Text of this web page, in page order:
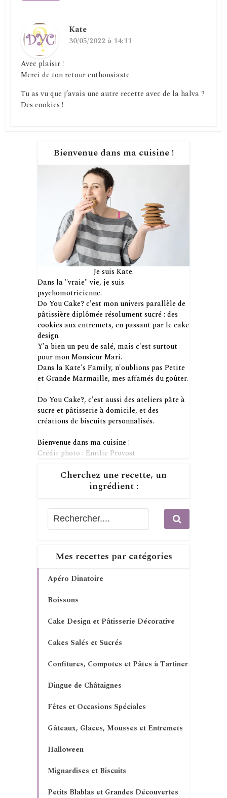
Kate
30/05/2022 à 14:11
Avec plaisir !
Merci de ton retour enthousiaste
Tu as vu que j’avais une autre recette avec de la halva ?
Des cookies !
Bienvenue dans ma cuisine !
Je suis Kate.
Dans la "vraie" vie, je suis
psychomotricienne.
Do You Cake? c'est mon univers parallèle de
pâtissière diplômée résolument sucré : des
cookies aux entremets, en passant par le cake
design.
Y'a bien un peu de salé, mais c'est surtout
pour mon Monsieur Mari.
Dans la Kate's Family, n'oublions pas Petite
et Grande Marmaille, mes affamés du goûter.
Do You Cake?, c'est aussi des ateliers pâte à
sucre et pâtisserie à domicile, et des
créations de biscuits personnalisés.
Bienvenue dans ma cuisine !
Crédit photo : Emilie Provost
Cherchez une recette, un
ingrédient :
Mes recettes par catégories
Apéro Dinatoire
Boissons
Cake Design et Pâtisserie Décorative
Cakes Salés et Sucrés
Confitures, Compotes et Pâtes à Tartiner
Dingue de Châtaignes
Fêtes et Occasions Spéciales
Gâteaux, Glaces, Mousses et Entremets
Halloween
Mignardises et Biscuits
Petits Blablas et Grandes Découvertes